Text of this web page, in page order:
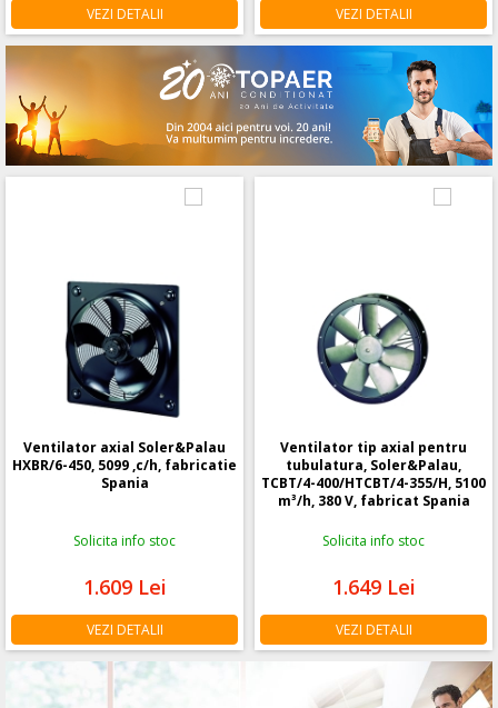
VEZI DETALII VEZI DETALII
Ventilator axial Soler&Palau
HXBR/6-450, 5099 ,c/h, fabricatie
Spania
Solicita info stoc
1.609 Lei
VEZI DETALII
Ventilator tip axial pentru
tubulatura, Soler&Palau,
TCBT/4-400/HTCBT/4-355/H, 5100
m³/h, 380 V, fabricat Spania
Solicita info stoc
1.649 Lei
VEZI DETALII